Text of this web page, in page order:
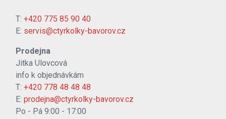
T: +420 775 85 90 40
E: servis@ctyrkolky-bavorov.cz
Prodejna
Jitka Ulovcová
info k objednávkám
T: +420 778 48 48 48
E: prodejna@ctyrkolky-bavorov.cz
Po - Pá 9:00 - 17:00